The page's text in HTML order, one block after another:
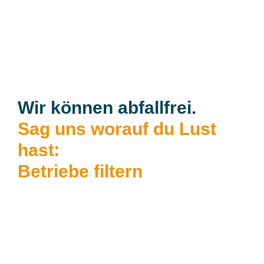
Wir können abfallfrei.
Sag uns worauf du Lust
hast:
Betriebe filtern